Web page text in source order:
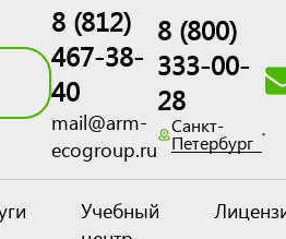
8 (812)
467-38-
40
mail@arm-
ecogroup.ru
8 (800)
333-00-
28
Санкт-
Петербург
Учебный